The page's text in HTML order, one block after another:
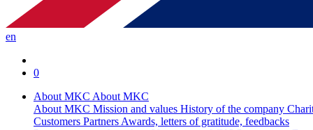
en
0
About MKC About MKC
About MKC Mission and values History of the company
Customers PartnersAwards, letters of gratitude, feedbacks